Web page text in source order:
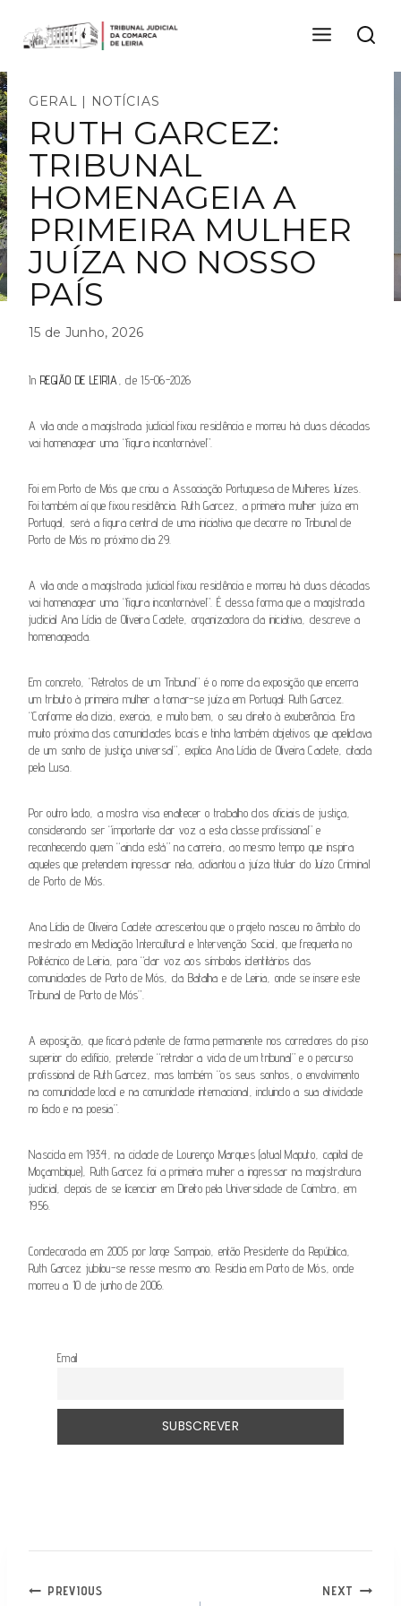
content
GERAL | NOTÍCIAS
RUTH GARCEZ:
TRIBUNAL
HOMENAGEIA A
PRIMEIRA MULHER
JUÍZA NO NOSSO
PAÍS
15 de Junho, 2026
In REGIÃO DE LEIRIA , de 15-06-2026
A vila onde a magistrada judicial fixou residência e morreu há duas décadas
vai homenagear uma “figura incontornável”.
Foi em Porto de Mós que criou a Associação Portuguesa de Mulheres Juízes.
Foi também aí que fixou residência. Ruth Garcez, a primeira mulher juíza em
Portugal, será a figura central de uma iniciativa que decorre no Tribunal de
Porto de Mós no próximo dia 29.
A vila onde a magistrada judicial fixou residência e morreu há duas décadas
vai homenagear uma “figura incontornável”. É dessa forma que a magistrada
judicial Ana Lídia de Oliveira Cadete, organizadora da iniciativa, descreve a
homenageada.
Em concreto, “Retratos de um Tribunal” é o nome da exposição que encerra
um tributo à primeira mulher a tornar-se juíza em Portugal: Ruth Garcez.
“Conforme ela dizia, exercia, e muito bem, o seu direito à exuberância. Era
muito próxima das comunidades locais e tinha também objetivos que apelidava
de um sonho de justiça universal”, explica Ana Lídia de Oliveira Cadete, citada
pela Lusa.
Por outro lado, a mostra visa enaltecer o trabalho dos oficiais de justiça,
considerando ser “importante dar voz a esta classe profissional” e
reconhecendo quem “ainda está” na carreira, ao mesmo tempo que inspira
aqueles que pretendem ingressar nela, adiantou a juíza titular do Juízo Criminal
de Porto de Mós.
Ana Lídia de Oliveira Cadete acrescentou que o projeto nasceu no âmbito do
mestrado em Mediação Intercultural e Intervenção Social, que frequenta no
Politécnico de Leiria, para “dar voz aos símbolos identitários das
comunidades de Porto de Mós, da Batalha e de Leiria, onde se insere este
Tribunal de Porto de Mós”.
A exposição, que ficará patente de forma permanente nos corredores do piso
superior do edifício, pretende “retratar a vida de um tribunal” e o percurso
profissional de Ruth Garcez, mas também “os seus sonhos, o envolvimento
na comunidade local e na comunidade internacional, incluindo a sua atividade
no fado e na poesia”.
Nascida em 1934, na cidade de Lourenço Marques (atual Maputo, capital de
Moçambique), Ruth Garcez foi a primeira mulher a ingressar na magistratura
judicial, depois de se licenciar em Direito pela Universidade de Coimbra, em
1956.
Condecorada em 2005 por Jorge Sampaio, então Presidente da República,
Ruth Garcez jubilou-se nesse mesmo ano. Residia em Porto de Mós, onde
morreu a 10 de junho de 2006.
Email
NAVEGAÇÃO
PREVIOUS NEXT